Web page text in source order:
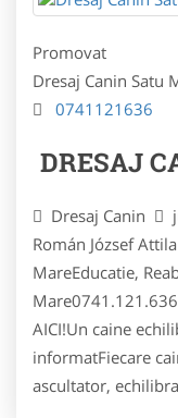
Promovat
Dresaj Canin Satu
0741121636
DRESAJ
Dresaj Canin
Román József
MareEducatie,
AICI!Un caine
informatFiecare
ascultator,